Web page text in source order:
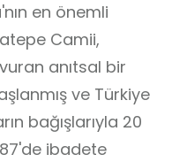
en önemli
Camii,
anıtsal bir
ve Türkiye
bağışlarıyla 20
ibadete